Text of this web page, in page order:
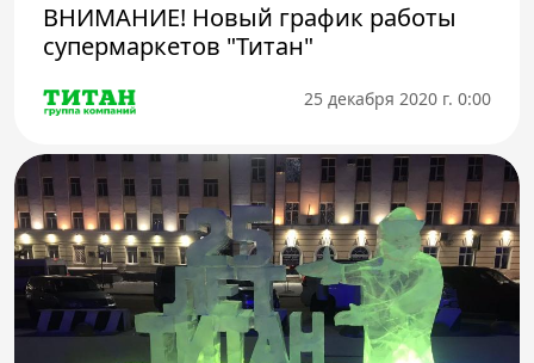
ВНИМАНИЕ! Новый график работы
супермаркетов "Титан"
25 декабря 2020 г. 0:00